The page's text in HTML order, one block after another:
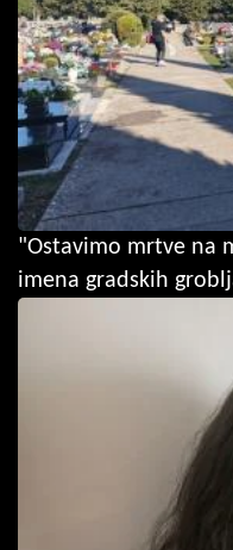
"Ostavimo mrtve na
imena gradskih